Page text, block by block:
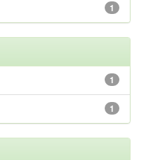
1
1
1